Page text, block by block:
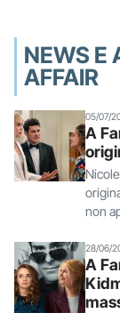
NEWS E
AFFAIR
05/07/
A
non
28/06/
A